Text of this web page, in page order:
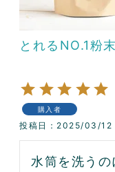
とれるNO.1粉
購入者
投稿日 2025/03/12
水筒を洗う